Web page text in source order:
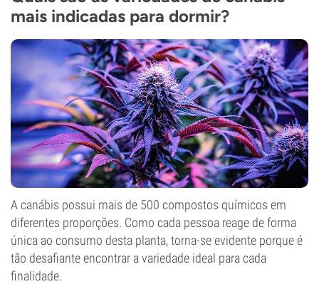
mais indicadas para dormir?
A canábis possui mais de 500 compostos químicos em
diferentes proporções. Como cada pessoa reage de forma
única ao consumo desta planta, torna-se evidente porque é
tão desafiante encontrar a variedade ideal para cada
finalidade.